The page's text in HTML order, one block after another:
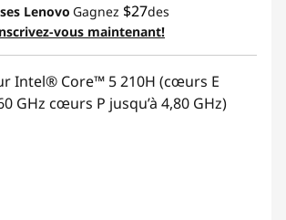
Lenovo Gagnez $27des
vous maintenant!
Intel® Core™ 5 210H (cœurs E
GHz cœurs P jusqu’à 4,80 GHz)